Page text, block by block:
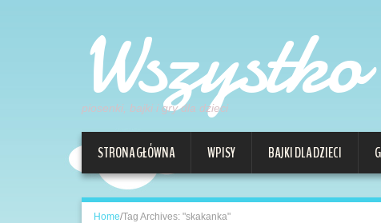
piosenki, bajki i gry dla dzieci
STRONA GŁÓWNA WPISY BAJKI DLA DZIECI
Home/Tag Archives: "skakanka"